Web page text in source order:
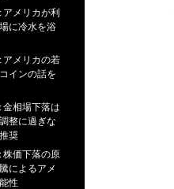
アメリカが利
に冷水を浴
アメリカの若
インの話を
金相場下落は
整に過ぎな
奨
株価下落の原
によるアメ
性